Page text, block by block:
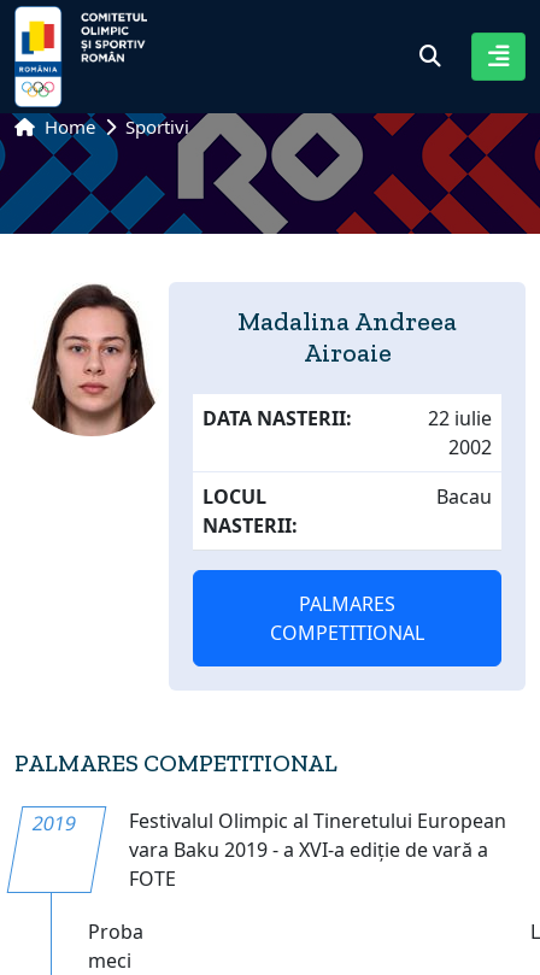
Home Sportivi
Madalina Andreea
Airoaie
DATA NASTERII:
22 iulie
2002
LOCUL
NASTERII:
Bacau
PALMARES
COMPETITIONAL
PALMARES COMPETITIONAL
2019
Festivalul Olimpic al Tineretului European
vara Baku 2019 - a XVI-a ediție de vară a
FOTE
Proba
meci